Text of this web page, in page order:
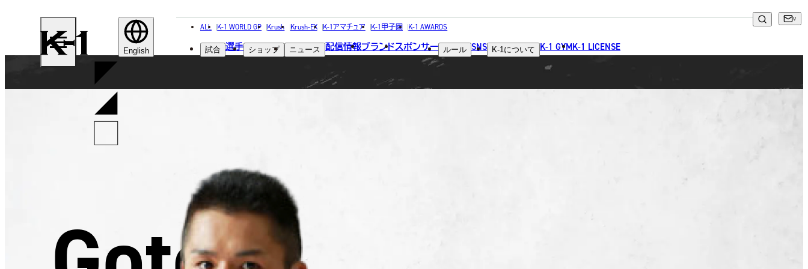
K-
1 English
ALL K-1 WORLD GP Krush Krush-EX K-1アマチュア K-1甲子園 K-1 AWARDS
試合 選手 ショップ ニュース 配信情報ブランドスポンサー ルール SNS K-1 について K-1 GYMK-1 LICENSE
FIGHTER